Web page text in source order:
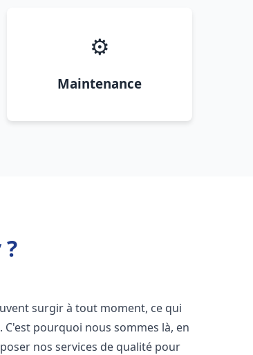
⚙️
Maintenance
surgir à tout moment, ce qui
pourquoi nous sommes là, en
nos services de qualité pour